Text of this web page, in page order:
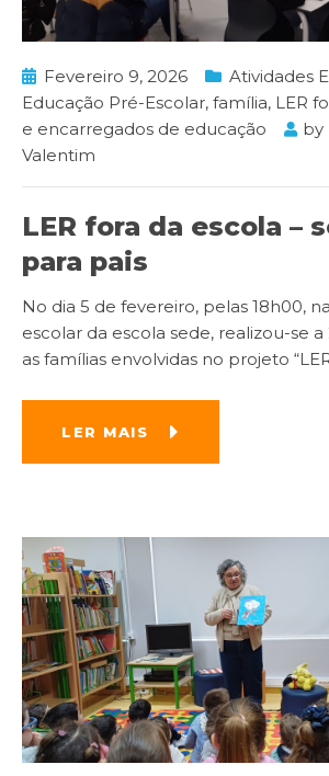
Fevereiro 9, 2026
Atividades
Educação Pré-Escolar, família, LER
e encarregados de educação
by
Valentim
LER fora da escola –
para pais
No dia 5 de fevereiro, pelas 18h00,
escolar da escola sede, realizou-se a
as famílias envolvidas no projeto
LER MAIS